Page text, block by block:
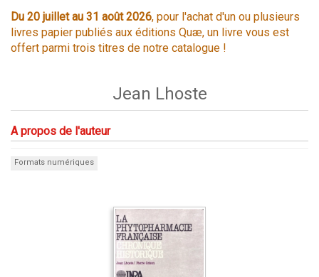
Du 20 juillet au 31 août 2026, pour l'achat d'un ou plusieurs
livres papier publiés aux éditions Quæ, un livre vous est
offert parmi trois titres de notre catalogue !
Jean Lhoste
A propos de l'auteur
Formats numériques